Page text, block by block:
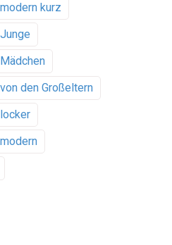
kurz
den Großeltern